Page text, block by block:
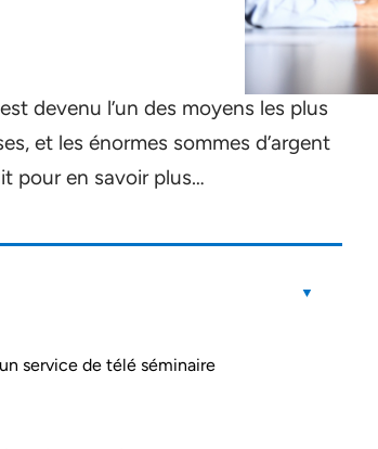
devenu l’un des moyens les plus
et les énormes sommes d’argent
pour en savoir plus…
service de télé séminaire